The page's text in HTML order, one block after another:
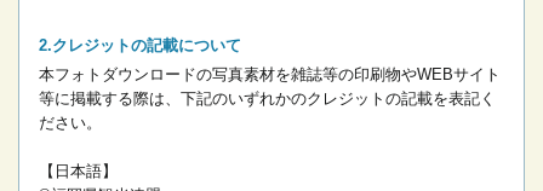
クレジットの記載について
本フォトダウンロードの写真素材を雑誌等の印刷物やWEBサイト
等に掲載する際は、下記のいずれかのクレジットの記載を表記く
ださい。
【日本語】